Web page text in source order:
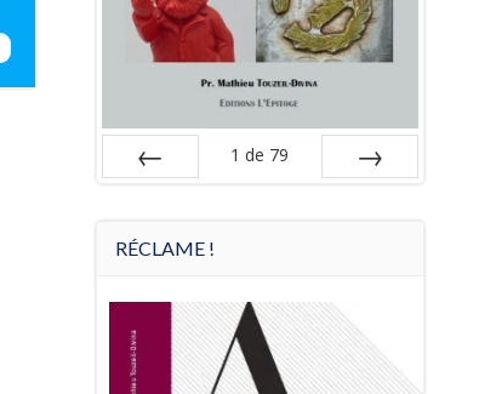
1 de 79
RÉCLAME !